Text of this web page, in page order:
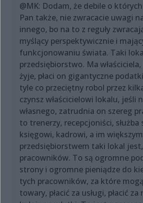
@MK: Dodam, że debile o
Pan także, nie zwracacie uwagi
innego, bo na to z reguły
myślący perspektywicznie i
funkcjonowaniu świata. Taki
przedsiębiorstwo. Ma
żyje, płaci on gigantyczne
tyle co przeciętny robol przez
czynsz właścicielowi lokalu, jeśli
własnego, zatrudnia on szereg
to trenerzy, recepcjoniści, służba
księgowi, kadrowi, a im większym
przedsiębiorstwem taki lokal
pracowników. To są ogromne
strony i ogromne pieniądze do
tych pracowników, za które
towary, płacić za usługi, płacić za